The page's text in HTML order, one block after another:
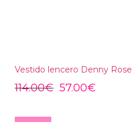
Vestido lencero Denny Rose
114.00€ 57.00€